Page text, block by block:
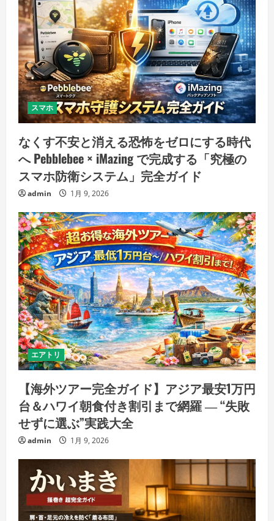
スマホ
なくす不安と消える恐怖をゼロにする時代
へ Pebblebee × iMazing で完成する「究極の
スマホ防衛システム」完全ガイド
admin 1月 9, 2026
エアトリ
【海外ツアー完全ガイド】アジア最安1万円
台＆ハワイ朝食付き割引まで網羅 ― “失敗
せずに選ぶ”実践大全
admin 1月 9, 2026